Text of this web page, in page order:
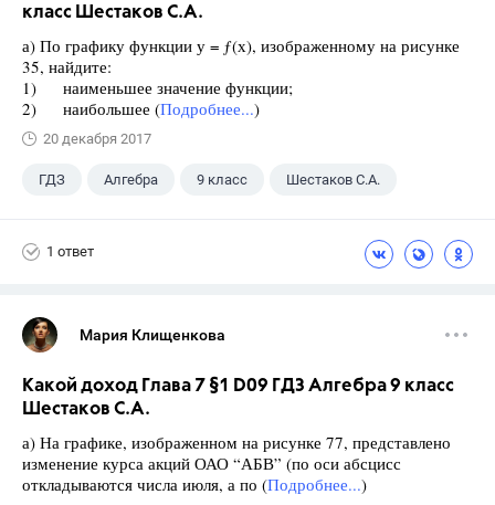
класс Шестаков С.А.
а) По графику функции у = ƒ(х), изображенному на рисунке
35, найдите:
1) наименьшее значение функции;
2) наибольшее (Подробнее...)
20 декабря 2017
ГДЗ Алгебра 9 класс Шестаков С.А.
1 ответ
Мария Клищенкова
Какой доход Глава 7 §1 D09 ГДЗ Алгебра 9 класс
Шестаков С.А.
а) На графике, изображенном на рисунке 77, представлено
изменение курса акций ОАО “АБВ” (по оси абсцисс
откладываются числа июля, а по (Подробнее...)